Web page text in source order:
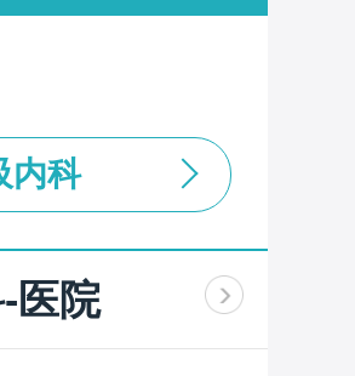
内科
医院